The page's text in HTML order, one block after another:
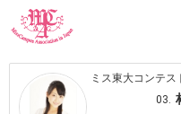
ミス東大コンテス
03.